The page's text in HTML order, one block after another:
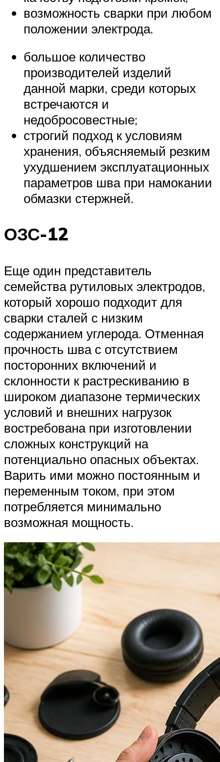
возможность сварки при любом
положении электрода.
большое количество
производителей изделий
данной марки, среди которых
встречаются и
недобросовестные;
строгий подход к условиям
хранения, объясняемый резким
ухудшением эксплуатационных
параметров шва при намокании
обмазки стержней.
ОЗС-12
Еще один представитель
семейства рутиловых электродов,
который хорошо подходит для
сварки сталей с низким
содержанием углерода. Отменная
прочность шва с отсутствием
посторонних включений и
склонности к растрескиванию в
широком диапазоне термических
условий и внешних нагрузок
востребована при изготовлении
сложных конструкций на
потенциально опасных объектах.
Варить ими можно постоянным и
переменным током, при этом
потребляется минимально
возможная мощность.